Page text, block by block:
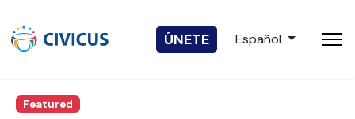
ÚNETE Seleccione su
Español
Featured